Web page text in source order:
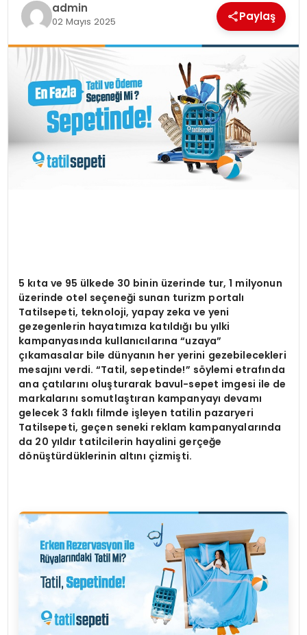
admin
02 Mayıs 2025 Paylaş
5 kıta ve 95 ülkede 30 binin üzerinde tur, 1 milyonun
üzerinde otel seçeneği sunan turizm portalı
Tatilsepeti, teknoloji, yapay zeka ve yeni
gezegenlerin hayatımıza katıldığı bu yılki
kampanyasında kullanıcılarına“uzaya”
çıkamasalar bile dünyanın her yerini gezebilecekleri
mesajını verdi.“Tatil, sepetinde!” söylemi etrafında
ana çatılarını oluşturarak bavul-sepet imgesi ile de
markalarını somutlaştıran kampanyayı devamı
gelecek 3 faklı filmde işleyen tatilin pazaryeri
Tatilsepeti, geçen seneki reklam kampanyalarında
da 20 yıldır tatilcilerin hayalini gerçeğe
dönüştürdüklerinin altını çizmişti.